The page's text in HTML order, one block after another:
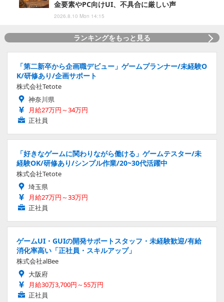
金要素やPC向けUI、不具合に厳しい声
2026.8.10 Mon 14:15
ランキングをもっと見る
「第二新卒から企画職デビュー」ゲームプランナー/未経験O
K/研修あり/企画サポート
株式会社Tetote
神奈川県
月給27万円～34万円
正社員
「好きなゲームに関わりながら働ける」ゲームテスター/未
経験OK/研修あり/シンプル作業/20~30代活躍中
株式会社Tetote
埼玉県
月給27万円～33万円
正社員
ゲームUI・GUIの開発サポートスタッフ・未経験歓迎/有給
消化率高い「正社員・スキルアップ」
株式会社alBee
大阪府
月給30万3,700円～55万円
正社員